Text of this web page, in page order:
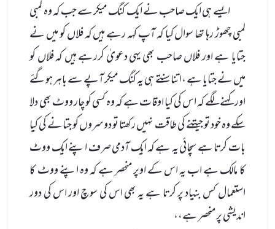
ایسے ہی ایک صاحب نے ایک کنگ میکر سے جب کہ وہ لمبی
لمبی چھوڑ رہا تھا سوال کیا کہ آپ کہہ رہے ہیں کہ فلاں کو میں نے
جتایا ہے اور فلاں صاحب بھی یہی دعویٰ کررہے ہیں کہ فلاں کو
میں نے جتایا ہے ،اتنا سنتے ہی یہ کنگ میکر آپے سے باہر ہوگئے
اور کہنے لگے کہ اس کی کیا اوقات ہے کہ وہ کسی کو چار ووٹ بھی دلا
سکے وہ خود تو جیتنے کی طاقت نہیں رکھتا تو دوسروں کو جتانے کی کیا
بات کرتا ہے سچائی یہ ہے کہ ایک آدمی صرف اپنے ایک ووٹ
کا مالک ہے اب یہ اس کے اوپر منحصر ہے کہ وہ اپنے ووٹ کا
استعمال کس بنیاد پر کرتا ہے یہ بھی اس کی سوچ اور اس کی دور
اندیشی پر منحصر ہے،،